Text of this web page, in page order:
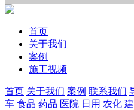
首页
关于我们
案例
施工视频
首页 关于我们 案例 联系我们
车 食品 药品 医院 日用 农化